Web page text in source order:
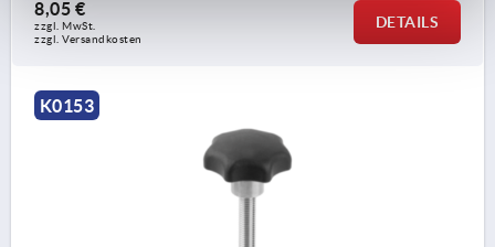
8,05 €
zzgl. MwSt.
zzgl. Versandkosten
DETAILS
K0153